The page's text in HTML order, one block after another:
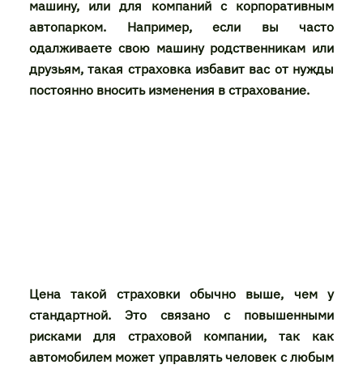
машину, или для компаний с корпоративным
автопарком. Например, если вы часто
одалживаете свою машину родственникам или
друзьям, такая страховка избавит вас от нужды
постоянно вносить изменения в страхование.
Цена такой страховки обычно выше, чем у
стандартной. Это связано с повышенными
рисками для страховой компании, так как
автомобилем может управлять человек с любым